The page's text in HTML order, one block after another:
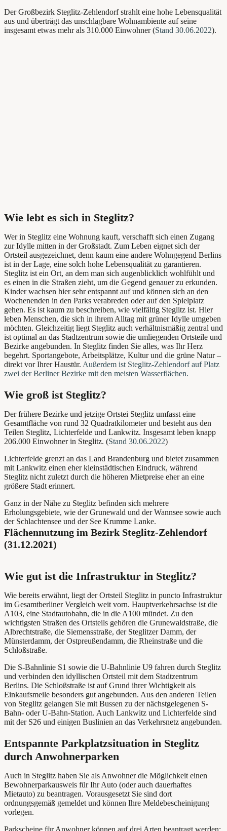
Der Großbezirk Steglitz-Zehlendorf strahlt eine hohe Lebensqualität
aus und überträgt das unschlagbare Wohnambiente auf seine
insgesamt etwas mehr als 310.000 Einwohner (Stand 30.06.2022).
Wie lebt es sich in Steglitz?
Wer in Steglitz eine Wohnung kauft, verschafft sich einen Zugang
zur Idylle mitten in der Großstadt. Zum Leben eignet sich der
Ortsteil ausgezeichnet, denn kaum eine andere Wohngegend Berlins
ist in der Lage, eine solch hohe Lebensqualität zu garantieren.
Steglitz ist ein Ort, an dem man sich augenblicklich wohlfühlt und
es einen in die Straßen zieht, um die Gegend genauer zu erkunden.
Kinder wachsen hier sehr entspannt auf und können sich an den
Wochenenden in den Parks verabreden oder auf den Spielplatz
gehen. Es ist kaum zu beschreiben, wie vielfältig Steglitz ist. Hier
leben Menschen, die sich in ihrem Alltag mit grüner Idylle umgeben
möchten. Gleichzeitig liegt Steglitz auch verhältnismäßig zentral und
ist optimal an das Stadtzentrum sowie die umliegenden Ortsteile und
Bezirke angebunden. In Steglitz finden Sie alles, was Ihr Herz
begehrt. Sportangebote, Arbeitsplätze, Kultur und die grüne Natur –
direkt vor Ihrer Haustür. Außerdem ist Steglitz-Zehlendorf auf Platz
zwei der Berliner Bezirke mit den meisten Wasserflächen.
Wie groß ist Steglitz?
Der frühere Bezirke und jetzige Ortstei Steglitz umfasst eine
Gesamtfläche von rund 32 Quadratkilometerund besteht aus den
Teilen Steglitz, Lichterfelde und Lankwitz. Insgesamt leben knapp
206.000 Einwohner in Steglitz. (Stand 30.06.2022)
Lichterfelde grenzt an das Land Brandenburg und bietet zusammen
mit Lankwitz einen eher kleinstädtischen Eindruck, während
Steglitz nicht zuletzt durch die höheren Mietpreise eher an eine
größere Stadt erinnert.
Ganz in der Nähe zu Steglitz befinden sich mehrere
Erholungsgebiete, wie der Grunewald und der Wannsee sowie auch
der Schlachtensee und der See Krumme Lanke.
Flächennutzung im Bezirk Steglitz-Zehlendorf
(31.12.2021)
Wie gut ist die Infrastruktur in Steglitz?
Wie bereits erwähnt, liegt der Ortsteil Steglitz in puncto Infrastruktur
im Gesamtberliner Vergleich weit vorn. Hauptverkehrsachse ist die
A103, eine Stadtautobahn, die in die A100 mündet. Zu den
wichtigsten Straßen des Ortsteils gehören die Grunewaldstraße, die
Albrechtstraße, die Siemensstraße, der Steglitzer Damm, der
Münsterdamm, der Ostpreußendamm, die Rheinstraße und die
Schloßstraße.
Die S-Bahnlinie S1 sowie die U-Bahnlinie U9 fahren durch Steglitz
und verbinden den idyllischen Ortsteil mit dem Stadtzentrum
Berlins. Die Schloßstraße ist auf Grund ihrer Wichtigkeit als
Einkaufsmeile besonders gut angebunden. Aus den anderen Teilen
von Steglitz gelangen Sie mit Bussen zu der nächstgelegenen S-
Bahn- oder U-Bahn-Station. Auch Lankwitz und Lichterfelde sind
mit der S26 und einigen Buslinien an das Verkehrsnetz angebunden.
Entspannte Parkplatzsituation in Steglitz
durch Anwohnerparken
Auch in Steglitz haben Sie als Anwohner die Möglichkeit einen
Bewohnerparkausweis für Ihr Auto (oder auch dauerhaftes
Mietauto) zu beantragen. Vorausgesetzt Sie sind dort
ordnungsgemäß gemeldet und können Ihre Meldebescheinigung
vorlegen.